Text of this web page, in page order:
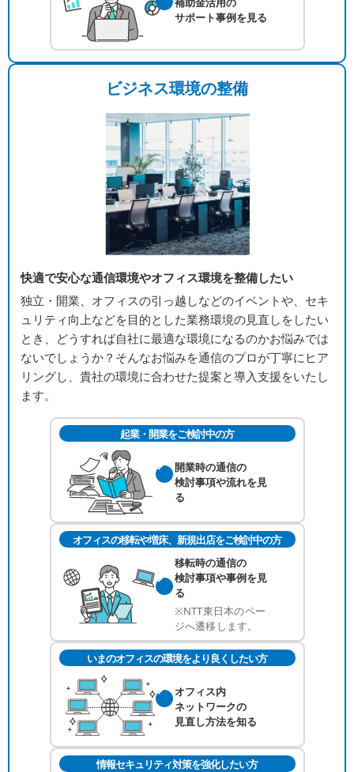
サポート事例を見る
ビジネス環境の整備
快適で安心な通信環境やオフィス環境を整備したい
独立・開業、オフィスの引っ越しなどのイベントや、セキ
ュリティ向上などを目的とした業務環境の見直しをしたい
とき、どうすれば自社に最適な環境になるのかお悩みでは
ないでしょうか？そんなお悩みを通信のプロが丁寧にヒア
リングし、貴社の環境に合わせた提案と導入支援をいたし
ます。
起業・開業をご検討中の方
開業時の通信の
検討事項や流れを見
る
オフィスの移転や増床、新規出店をご検討中の方
移転時の通信の
検討事項や事例を見
る
※NTT東日本のペー
ジへ遷移します。
いまのオフィスの環境をより良くしたい方
オフィス内
ネットワークの
見直し方法を知る
情報セキュリティ対策を強化したい方